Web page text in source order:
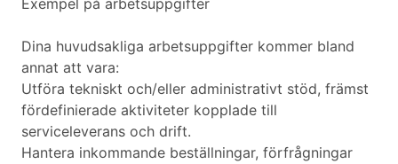
Exempel på arbetsuppgifter
Dina huvudsakliga arbetsuppgifter kommer bland
annat att vara:
Utföra tekniskt och/eller administrativt stöd, främst
fördefinierade aktiviteter kopplade till
serviceleverans och drift.
Hantera inkommande beställningar, förfrågningar